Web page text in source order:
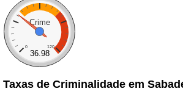
Crime
0 120
36.98
Taxas de Criminalidade em
Indicador de Custo de Vida Por País
em Aqaba
Indicador de Preços de Imóveis por
Índice de qualidade de vida por país
Crime
Taxa do Indicador de Crime (Atual)